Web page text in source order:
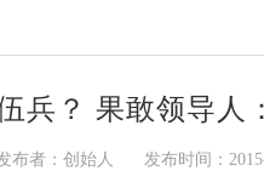
兵？ 果敢领导人
布者：创始人 发布时间：